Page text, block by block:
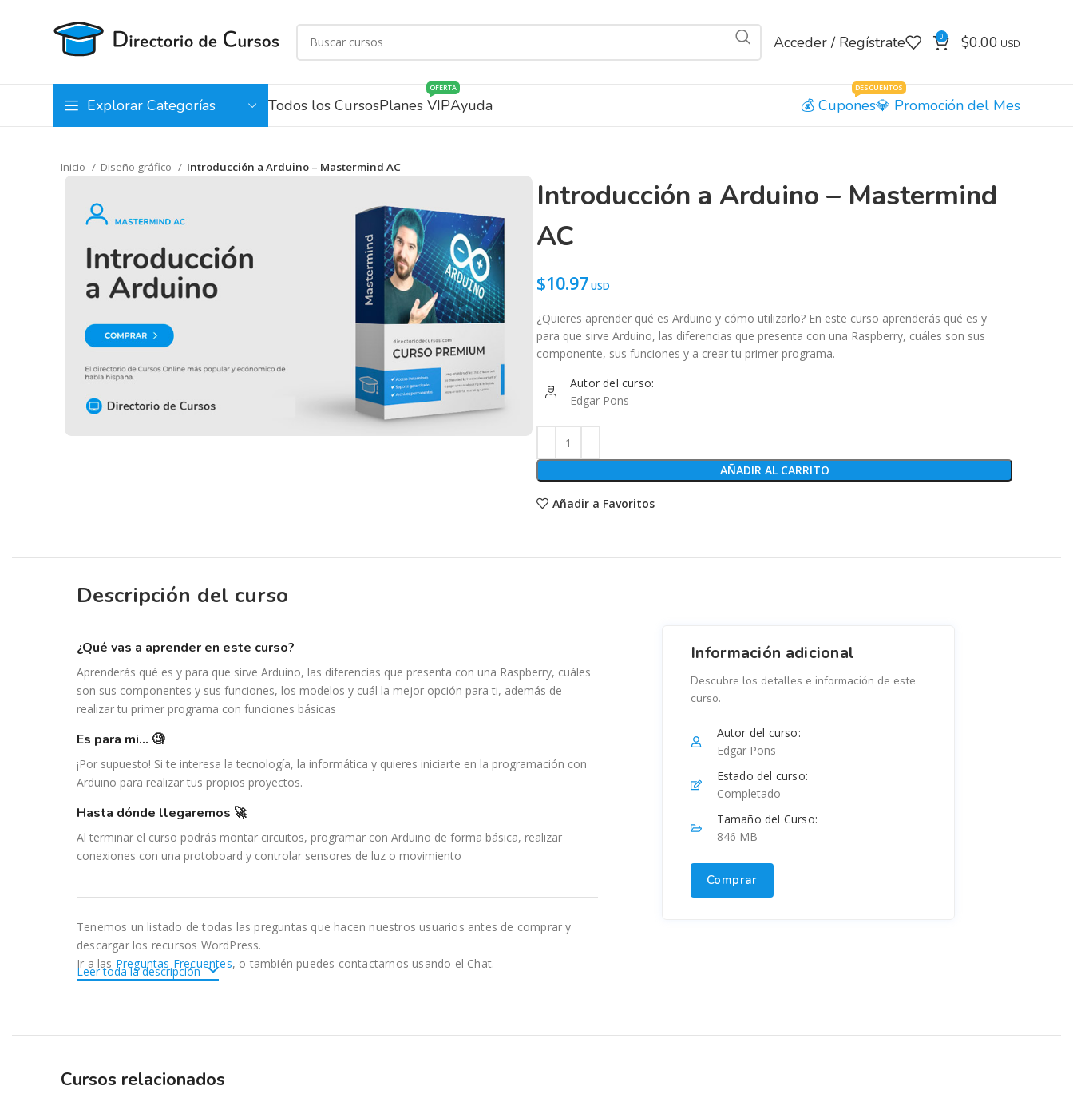
Acceder / Regístrate 0 $0.00
Explorar Categorías Todos los CursosPlanes VIP
OFERTA
Ayuda Cupones
DESCUENTOS
Promoción del Mes
Inicio Diseño gráfico Introducción a Arduino – Mastermind AC
Introducción a Arduino – Mastermind
AC
$10.97
¿Quieres aprender qué es Arduino y cómo utilizarlo? En este curso aprenderás qué es y
para que sirve Arduino, las diferencias que presenta con una Raspberry, cuáles son sus
componente, sus funciones y a crear tu primer programa.
Autor del curso:
Edgar Pons
AÑADIR AL CARRITO
Añadir a Favoritos
Descripción del curso
¿qué vas a aprender en este curso?
Aprenderás qué es y para que sirve Arduino, las diferencias que presenta con una Raspberry, cuáles
son sus componentes y sus funciones, los modelos y cuál la mejor opción para ti, además de
realizar tu primer programa con funciones básicas
es para mi… 🧐
¡Por supuesto! Si te interesa la tecnología, la informática y quieres iniciarte en la programación con
Arduino para realizar tus propios proyectos.
hasta dónde llegaremos 🚀
Al terminar el curso podrás montar circuitos, programar con Arduino de forma básica, realizar
conexiones con una protoboard y controlar sensores de luz o movimiento
Tenemos un listado de todas las preguntas que hacen nuestros usuarios antes de comprar y
descargar los recursos WordPress.
Ir a las Preguntas Frecuentes, o también puedes contactarnos usando el Chat.
Leer toda la descripción
Información adicional
Descubre los detalles e información de este
curso.
Autor del curso:
Edgar Pons
Estado del curso:
Completado
Tamaño del Curso:
846 MB
Comprar
Cursos relacionados